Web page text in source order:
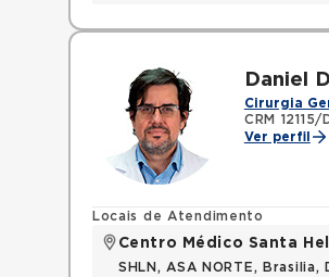
Daniel
Cirurgia
CRM 12115/
Ver perfil
Locais de Atendimento
Centro Médico Santa
SHLN, ASA NORTE, Brasilia,